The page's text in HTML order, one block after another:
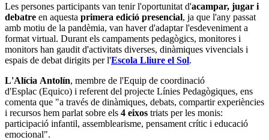
Les persones participants van tenir l'oportunitat d'acampar, jugar i
debatre en aquesta primera edició presencial, ja que l'any passat
amb motiu de la pandèmia, van haver d'adaptar l'esdeveniment a
format virtual. Durant els campaments pedagògics, monitores i
monitors han gaudit d'activitats diverses, dinàmiques vivencials i
espais de debat dirigits per l'Escola Lliure el Sol.
L'Alícia Antolín, membre de l'Equip de coordinació
d'Esplac (Equico) i referent del projecte Línies Pedagògiques, ens
comenta que "a través de dinàmiques, debats, compartir experiències
i recursos hem parlat sobre els 4 eixos triats per les monis:
participació infantil, assemblearisme, pensament crític i educació
emocional".